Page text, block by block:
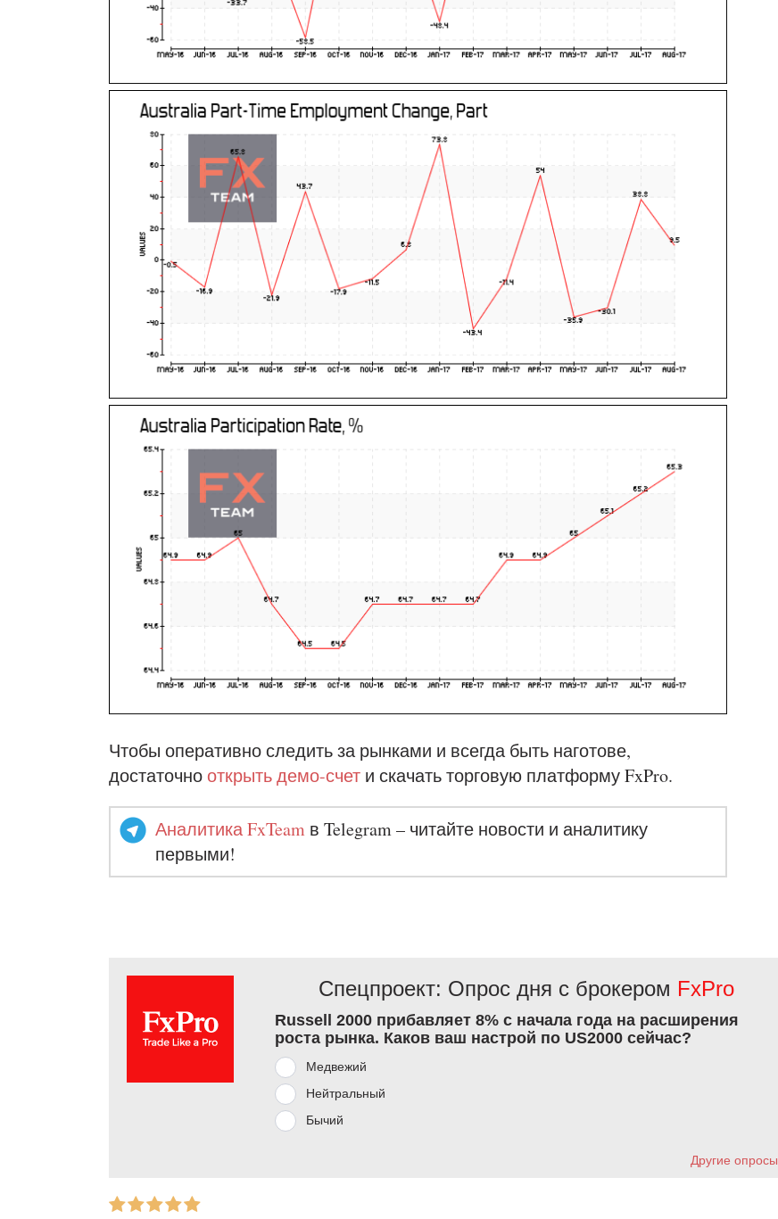
Чтобы оперативно следить за рынками и всегда быть наготове,
достаточнооткрыть демо-счет и скачать торговую платформу FxPro.
Аналитика FxTeam в Telegram – читайте новости и аналитику
первыми!
Спецпроект: Опрос дня с брокером FxPro
Russell 2000 прибавляет 8% с начала года на расширения
роста рынка. Каков ваш настрой по US2000 сейчас?
Медвежий
Нейтральный
Бычий
Другие опросы